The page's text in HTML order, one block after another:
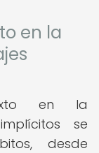
en la
en la
se
desde